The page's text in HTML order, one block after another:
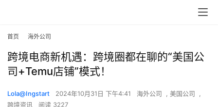
首页 海外公司
跨境电商新机遇：跨境圈都在聊的“美国公
司+Temu店铺”模式！
Lola@Ingstart 2024年10月31日 下午4:41 海外公司 , 美国公司
,
跨境资讯
阅读 3227